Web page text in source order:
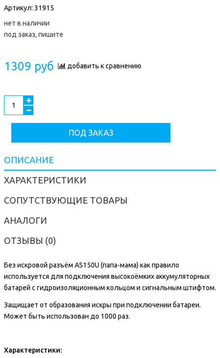
Артикул: 31915
нет в наличии
под заказ, пишите
1309 руб добавить к сравнению
ПОД ЗАКАЗ
ОПИСАНИЕ
ХАРАКТЕРИСТИКИ
СОПУТСТВУЮЩИЕ ТОВАРЫ
АНАЛОГИ
ОТЗЫВЫ (0)
Без искровой разъём AS150U (папа-мама) как правило
используется для подключения высокоёмких аккумуляторных
батарей c гидроизоляционным кольцом и сигнальным штифтом.
Защищает от образования искры при подключении батареи.
Может быть использован до 1000 раз.
Характеристики: